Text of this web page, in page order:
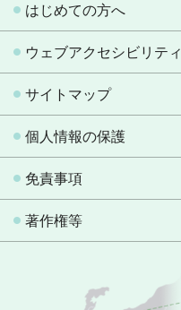
はじめての方へ
ウェブアクセシビリティ
サイトマップ
個人情報の保護
免責事項
著作権等